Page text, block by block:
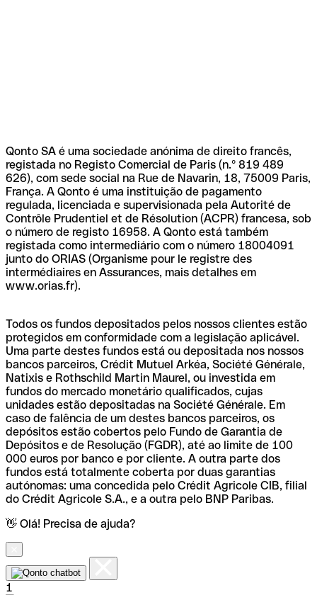
Qonto SA é uma sociedade anónima de direito francês,
registada no Registo Comercial de Paris (n.º 819 489
626), com sede social na Rue de Navarin, 18, 75009 Paris,
França. A Qonto é uma instituição de pagamento
regulada, licenciada e supervisionada pela Autorité de
Contrôle Prudentiel et de Résolution (ACPR) francesa, sob
o número de registo 16958. A Qonto está também
registada como intermediário com o número 18004091
junto do ORIAS (Organisme pour le registre des
intermédiaires en Assurances, mais detalhes em
www.orias.fr).
Todos os fundos depositados pelos nossos clientes estão
protegidos em conformidade com a legislação aplicável.
Uma parte destes fundos está ou depositada nos nossos
bancos parceiros, Crédit Mutuel Arkéa, Société Générale,
Natixis e Rothschild Martin Maurel, ou investida em
fundos do mercado monetário qualificados, cujas
unidades estão depositadas na Société Générale. Em
caso de falência de um destes bancos parceiros, os
depósitos estão cobertos pelo Fundo de Garantia de
Depósitos e de Resolução (FGDR), até ao limite de 100
000 euros por banco e por cliente. A outra parte dos
fundos está totalmente coberta por duas garantias
autónomas: uma concedida pelo Crédit Agricole CIB, filial
do Crédit Agricole S.A., e a outra pelo BNP Paribas.
👋 Olá! Precisa de ajuda?
1